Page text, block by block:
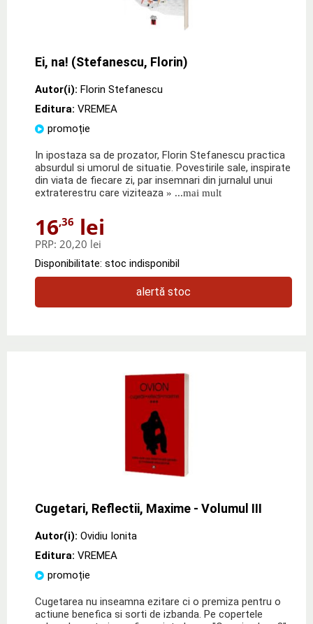
Ei, na! (Stefanescu, Florin)
Autor(i): Florin Stefanescu
Editura: VREMEA
promoție
In ipostaza sa de prozator, Florin Stefanescu practica
absurdul si umorul de situatie. Povestirile sale, inspirate
din viata de fiecare zi, par insemnari din jurnalul unui
extraterestru care viziteaza » ...mai mult
16,36 lei
PRP: 20,20 lei
Disponibilitate: stoc indisponibil
alertă stoc
Cugetari, Reflectii, Maxime - Volumul III
Autor(i): Ovidiu Ionita
Editura: VREMEA
promoție
Cugetarea nu inseamna ezitare ci o premiza pentru o
actiune benefica si sorti de izbanda. Pe copertele